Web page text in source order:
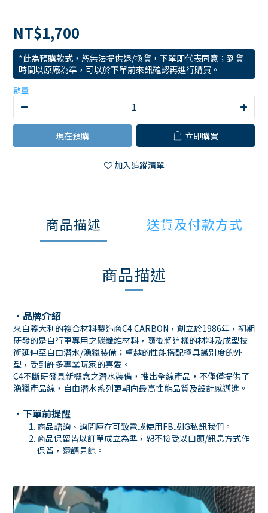
NT$1,700
*此為預購款式，恕無法提供退/換貨，下單即代表同意；到貨
時間以原廠為準，可以於下單前來訊確認再進行購買。
數量
現在預購 立即購買
加入追蹤清單
商品描述 送貨及付款方式
商品描述
・品牌介紹
來自義大利的複合材料製造商C4 CARBON，創立於1986年，初期
研發的是自行車專用之碳纖維材料，隨後將這樣的材料及成型技
術延伸至自由潛水/漁獵裝備；卓越的性能搭配極具識別度的外
型，受到許多專業玩家的喜愛。
C4不斷研發具新概念之潛水裝備，推出全線產品，不僅僅提供了
漁獵產品線，自由潛水系列更朝向最高性能品質及設計感邁進。
・下單前提醒
商品諮詢、詢問庫存可致電或使用FB或IG私訊我們。
商品保留皆以訂單成立為準，恕不接受以口頭/訊息方式作
保留，還請見諒。